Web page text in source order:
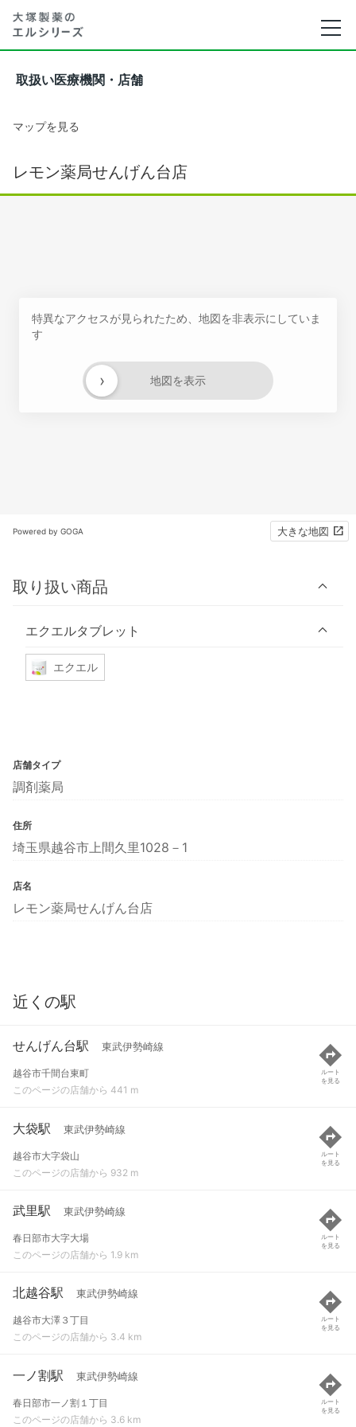
取扱い医療機関・店舗
マップを見る
レモン薬局せんげん台店
特異なアクセスが見られたため、地図を非表示にしていま
す
地図を表示
›
Powered by GOGA 大きな地図
取り扱い商品
エクエルタブレット
エクエル
店舗タイプ
調剤薬局
住所
埼玉県越谷市上間久里1028－1
店名
レモン薬局せんげん台店
近くの駅
せんげん台駅 東武伊勢崎線
越谷市千間台東町
このページの店舗から 441 m
ルート
を見る
大袋駅 東武伊勢崎線
越谷市大字袋山
このページの店舗から 932 m
ルート
を見る
武里駅 東武伊勢崎線
春日部市大字大場
このページの店舗から 1.9 km
ルート
を見る
北越谷駅 東武伊勢崎線
越谷市大澤３丁目
このページの店舗から 3.4 km
ルート
を見る
一ノ割駅 東武伊勢崎線
春日部市一ノ割１丁目
このページの店舗から 3.6 km
ルート
を見る